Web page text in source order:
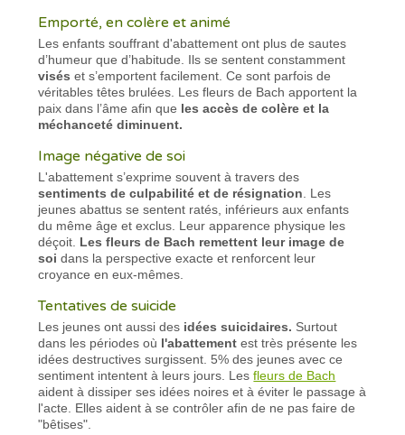
Emporté, en colère et animé
Les enfants souffrant d'abattement ont plus de sautes
d’humeur que d’habitude. Ils se sentent constamment
visés et s’emportent facilement. Ce sont parfois de
véritables têtes brulées. Les fleurs de Bach apportent la
paix dans l’âme afin que les accès de colère et la
méchanceté diminuent.
Image négative de soi
L'abattement s’exprime souvent à travers des
sentiments de culpabilité et de résignation . Les
jeunes abattus se sentent ratés, inférieurs aux enfants
du même âge et exclus. Leur apparence physique les
déçoit. Les fleurs de Bach remettent leur image de
soi dans la perspective exacte et renforcent leur
croyance en eux-mêmes.
Tentatives de suicide
Les jeunes ont aussi des idées suicidaires. Surtout
dans les périodes où l'abattement est très présente les
idées destructives surgissent. 5% des jeunes avec ce
sentiment intentent à leurs jours. Lesfleurs de Bach
aident à dissiper ses idées noires et à éviter le passage à
l'acte. Elles aident à se contrôler afin de ne pas faire de
"bêtises".